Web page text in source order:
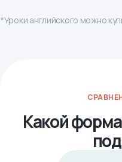
*Уроки английского можно
Какой